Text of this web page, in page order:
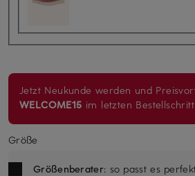
Jetzt Neukunde werden und
WELCOME15 im letzten
Größe
Größenberater: so passt es